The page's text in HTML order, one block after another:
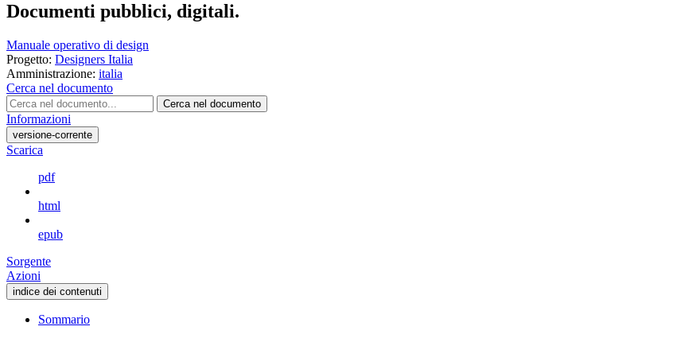
Documenti pubblici, digitali.
Manuale operativo di design
Progetto: Designers Italia
Amministrazione: italia
Cerca nel documento
Cerca nel documento
Informazioni
versione-corrente
Scarica
pdf
html
epub
Sorgente
Azioni
indice dei contenuti
Sommario